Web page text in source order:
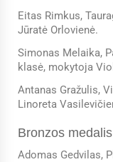
Eitas Rimkus,
Jūratė Orlovienė.
Simonas Melaika,
klasė, mokytoja
Antanas Gražulis,
Linoreta
Bronzos medalis
Adomas Gedvilas,